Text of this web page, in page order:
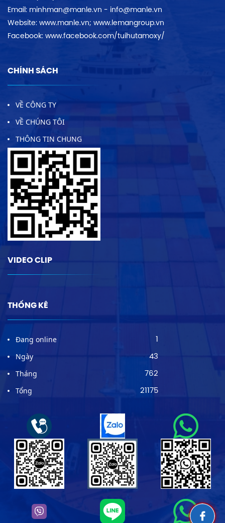
Email: minhman@manle.vn - info@manle.vn
Website: www.manle.vn; www.lemangroup.vn
Facebook: www.facebook.com/tuihutamoxy/
CHÍNH SÁCH
VỀ CÔNG TY
VỀ CHÚNG TÔI
THÔNG TIN CHUNG
VIDEO CLIP
THỐNG KÊ
Đang online 1
Ngày 43
Tháng 762
Tổng 21175